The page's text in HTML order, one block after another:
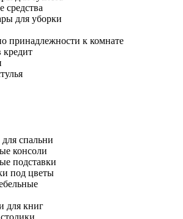
средства
для уборки
принадлежности к комнате
кредит
спальни
консоли
подставки
под цветы
для книг